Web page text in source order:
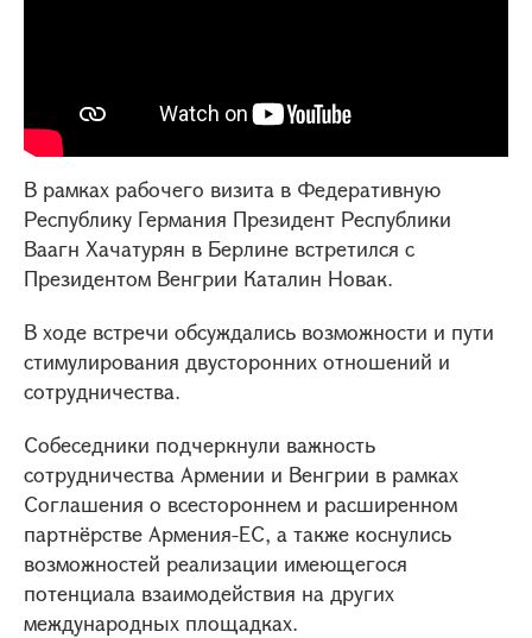
В рамках рабочего визита в Федеративную
Республику Германия Президент Республики
Ваагн Хачатурян в Берлине встретился с
Президентом Венгрии Каталин Новак.
В ходе встречи обсуждались возможности и пути
стимулирования двусторонних отношений и
сотрудничества.
Собеседники подчеркнули важность
сотрудничества Армении и Венгрии в рамках
Соглашения о всестороннем и расширенном
партнёрстве Армения-ЕС, а также коснулись
возможностей реализации имеющегося
потенциала взаимодействия на других
международных площадках.